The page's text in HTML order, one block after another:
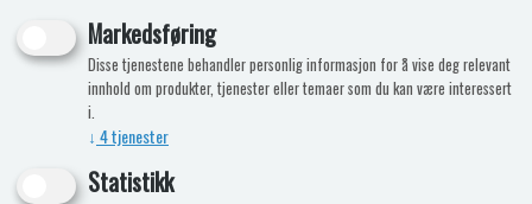
Markedsføring
Disse tjenestene behandler personlig informasjon for å vise deg relevant
innhold om produkter, tjenester eller temaer som du kan være interessert
i.
↓ 4tjenester
Statistikk